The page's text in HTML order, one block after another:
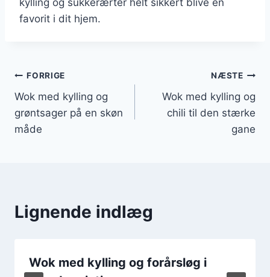
favorit i dit hjem.
Indlægsnavigation
FORRIGE
Wok med kylling og
grøntsager på en skøn
måde
NÆSTE
Wok med kylling og
chili til den stærke
gane
Lignende indlæg
Wok med kylling og forårsløg i